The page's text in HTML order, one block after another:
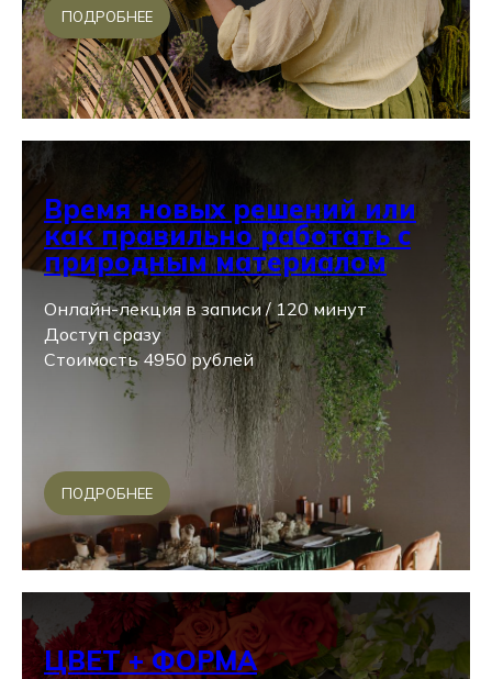
ПОДРОБНЕЕ
Время новых решений или
как правильно работать с
природным материалом
Онлайн-лекция в записи / 120 минут
Доступ сразу
Стоимость 4950 рублей
ПОДРОБНЕЕ
ЦВЕТ + ФОРМА